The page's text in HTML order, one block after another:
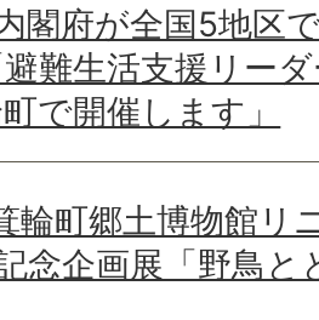
閣府が全国5地区
難生活支援リー
で開催します」
輪町郷土博物館リ
念企画展「野鳥と